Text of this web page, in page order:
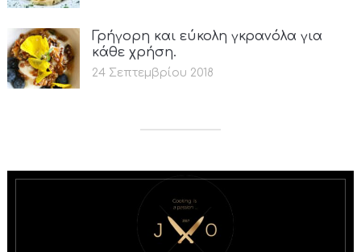
Γρήγορη και εύκολη γκρανόλα για
κάθε χρήση.
24 Σεπτεμβρίου 2018